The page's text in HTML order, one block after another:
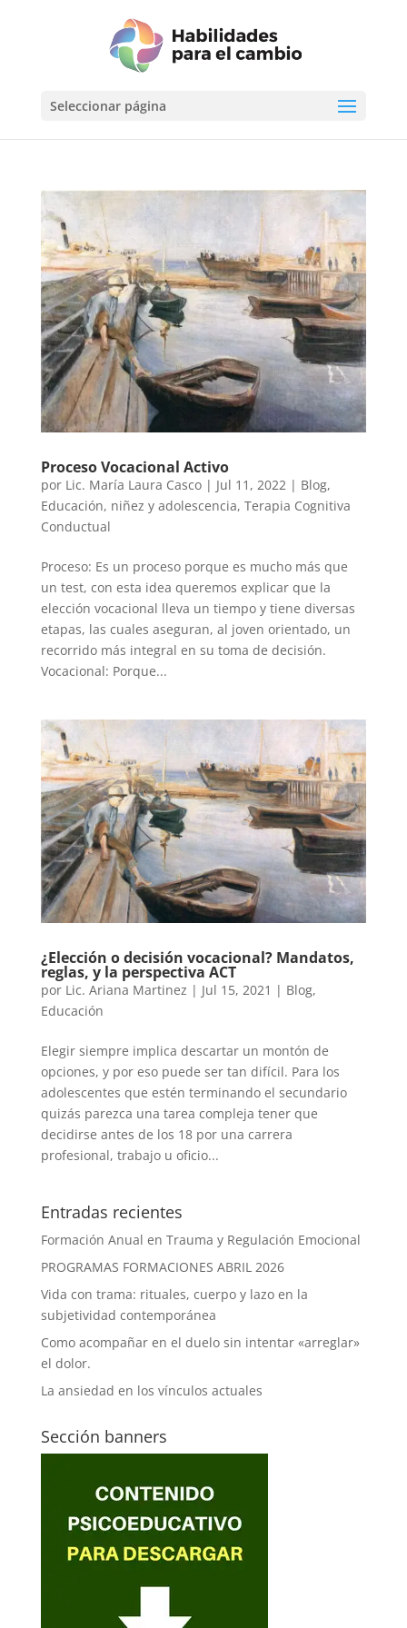
Seleccionar página
Proceso Vocacional Activo
por Lic. María Laura Casco| Jul 11, 2022 | Blog,
Educación, niñez y adolescencia, Terapia Cognitiva
Conductual
Proceso: Es un proceso porque es mucho más que
un test, con esta idea queremos explicar que la
elección vocacional lleva un tiempo y tiene diversas
etapas, las cuales aseguran, al joven orientado, un
recorrido más integral en su toma de decisión.
Vocacional: Porque...
¿Elección o decisión vocacional? Mandatos,
reglas, y la perspectiva ACT
por Lic. Ariana Martinez | Jul 15, 2021 | Blog,
Educación
Elegir siempre implica descartar un montón de
opciones, y por eso puede ser tan difícil. Para los
adolescentes que estén terminando el secundario
quizás parezca una tarea compleja tener que
decidirse antes de los 18 por una carrera
profesional, trabajo u oficio...
Entradas recientes
Formación Anual en Trauma y Regulación Emocional
PROGRAMAS FORMACIONES ABRIL 2026
Vida con trama: rituales, cuerpo y lazo en la
subjetividad contemporánea
Como acompañar en el duelo sin intentar «arreglar»
el dolor.
La ansiedad en los vínculos actuales
Sección banners